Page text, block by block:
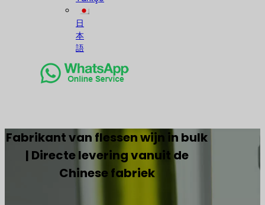
日
本
語
Fabrikant van flessen wijn in bulk
| Directe levering vanuit de
Chinese fabriek